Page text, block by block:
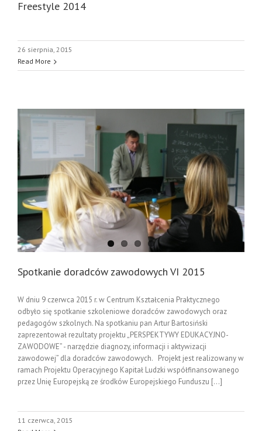
Freestyle 2014
26 sierpnia, 2015
Read More
Spotkanie doradców zawodowych VI 2015
W dniu 9 czerwca 2015 r. w Centrum Kształcenia Praktycznego
odbyło się spotkanie szkoleniowe doradców zawodowych oraz
pedagogów szkolnych. Na spotkaniu pan Artur Bartosiński
zaprezentował rezultaty projektu „PERSPEKTYWY EDUKACYJNO-
ZAWODOWE” - narzędzie diagnozy, informacji i aktywizacji
zawodowej” dla doradców zawodowych. Projekt jest realizowany w
ramach Projektu Operacyjnego Kapitał Ludzki współfinansowanego
przez Unię Europejską ze środków Europejskiego Funduszu [...]
11 czerwca, 2015